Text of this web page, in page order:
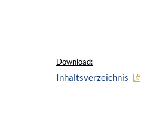
Download:
Inhaltsverzeichnis